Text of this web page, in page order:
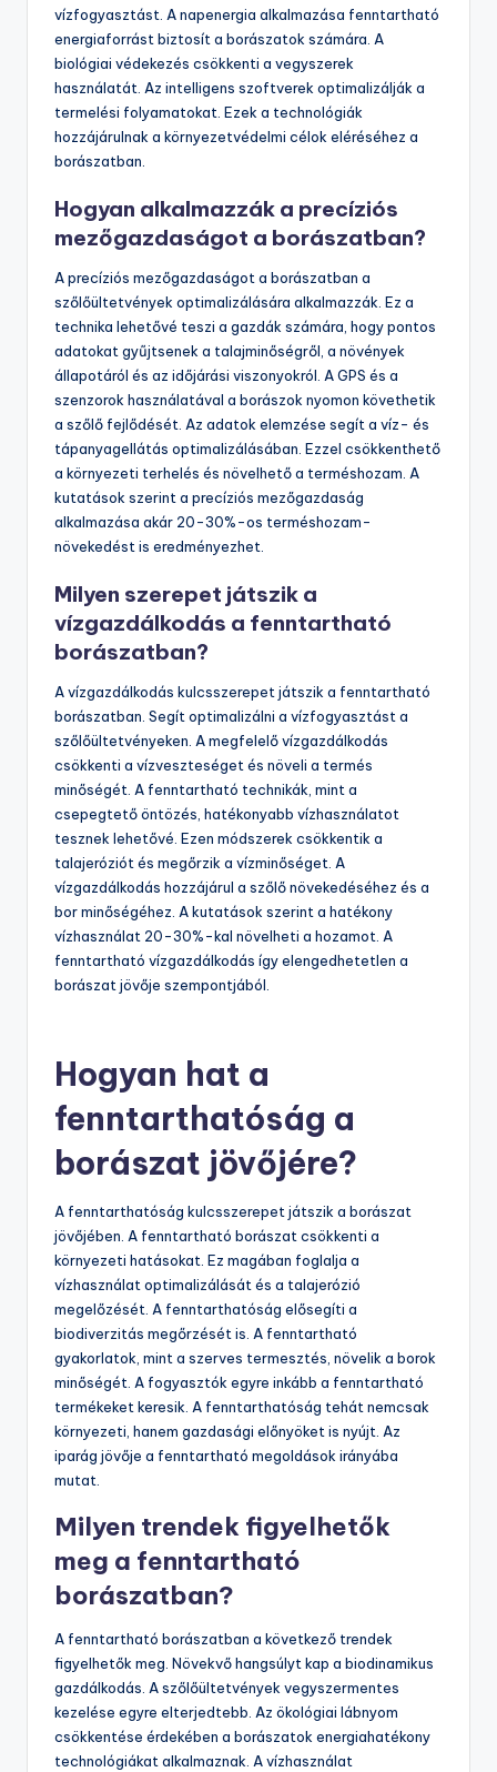
A borászat fenntarthatóságát több innovatív
technológia támogatja. Az egyik ilyen technológia a
precíziós mezőgazdaság. Ez lehetővé teszi a gazdák
számára, hogy pontos adatokat gyűjtsenek a talajról és
a növényekről. A drónok használata segít a
szőlőültetvények állapotának monitorozásában. Az
automatizált öntözőrendszerek csökkentik a
vízfogyasztást. A napenergia alkalmazása fenntartható
energiaforrást biztosít a borászatok számára. A
biológiai védekezés csökkenti a vegyszerek
használatát. Az intelligens szoftverek optimalizálják a
termelési folyamatokat. Ezek a technológiák
hozzájárulnak a környezetvédelmi célok eléréséhez a
borászatban.
Hogyan alkalmazzák a precíziós
mezőgazdaságot a borászatban?
A precíziós mezőgazdaságot a borászatban a
szőlőültetvények optimalizálására alkalmazzák. Ez a
technika lehetővé teszi a gazdák számára, hogy pontos
állapotáról és az időjárási viszonyokról. A GPS és a
szenzorok használatával a borászok nyomon követhetik
a szőlő fejlődését. Az adatok elemzése segít a víz- és
tápanyagellátás optimalizálásában. Ezzel csökkenthető
a környezeti terhelés és növelhető a terméshozam. A
alkalmazása akár 20-30%-os terméshozam-
növekedést is eredményezhet.
Milyen szerepet játszik a
vízgazdálkodás a fenntartható
borászatban?
A vízgazdálkodás kulcsszerepet játszik a fenntartható
borászatban. Segít optimalizálni a vízfogyasztást a
szőlőültetvényeken. A megfelelő vízgazdálkodás
minőségét. A fenntartható technikák, mint a
csepegtető öntözés, hatékonyabb vízhasználatot
vízgazdálkodás hozzájárul a szőlő növekedéséhez és a
bor minőségéhez. A kutatások szerint a hatékony
vízhasználat 20-30%-kal növelheti a hozamot. A
borászat jövője szempontjából.
Hogyan hat a
fenntarthatóság a
borászat jövőjére?
A fenntarthatóság kulcsszerepet játszik a borászat
jövőjében. A fenntartható borászat csökkenti a
környezeti hatásokat. Ez magában foglalja a
vízhasználat optimalizálását és a talajerózió
biodiverzitás megőrzését is. A fenntartható
gyakorlatok, mint a szerves termesztés, növelik a borok
minőségét. A fogyasztók egyre inkább a fenntartható
termékeket keresik. A fenntarthatóság tehát nemcsak
iparág jövője a fenntartható megoldások irányába
mutat.
Milyen trendek figyelhetők
meg a fenntartható